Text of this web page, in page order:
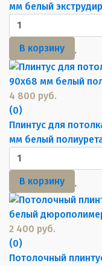
мм белый
В корзину
4 800 руб.
(0)
Плинтус для
мм белый
В корзину
2 400 руб.
(0)
Потолочный